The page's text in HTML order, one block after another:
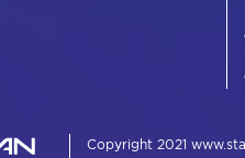
Copyright 2021